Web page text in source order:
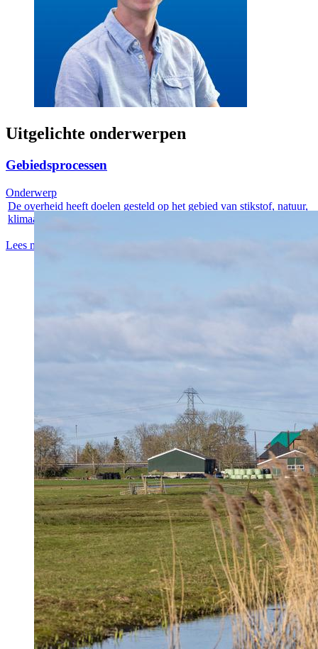
Uitgelichte onderwerpen
Gebiedsprocessen
De overheid heeft doelen gesteld op het gebied van stikstof, natuur,
klimaat...
Lees meer
Onderwerp